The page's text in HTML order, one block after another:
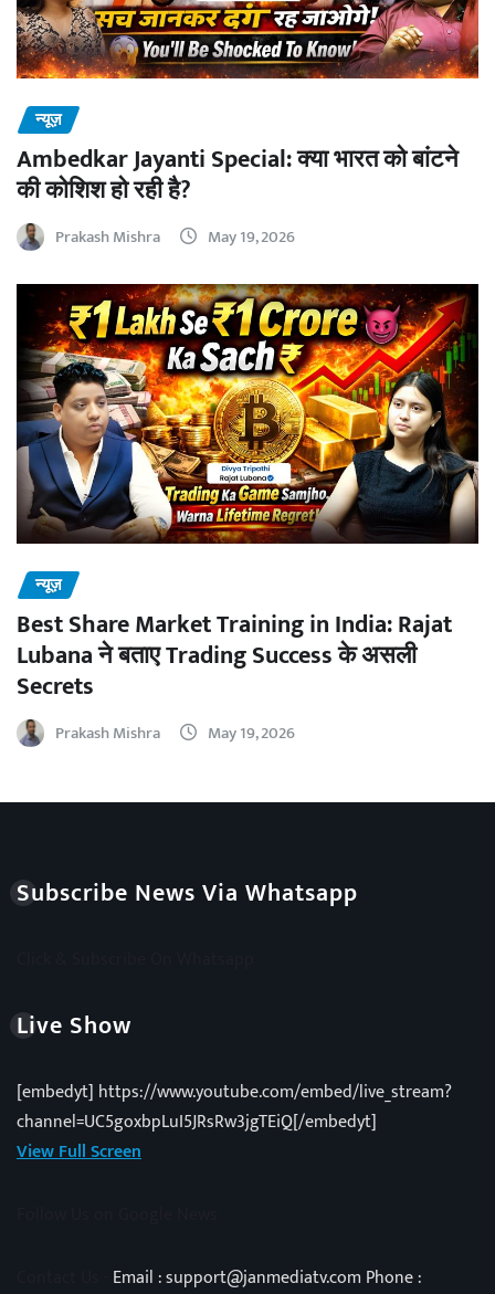
न्यूज़
Ambedkar Jayanti Special: क्या भारत को बांटने
की कोशिश हो रही है?
Prakash Mishra May 19, 2026
न्यूज़
Best Share Market Training in India: Rajat
Lubana ने बताए Trading Success के असली
Secrets
Prakash Mishra May 19, 2026
Subscribe News Via Whatsapp
Live Show
[embedyt] https://www.youtube.com/embed/live_stream?
channel=UC5goxbpLuI5JRsRw3jgTEiQ[/embedyt]
View Full Screen
Email : support@janmediatv.com Phone :